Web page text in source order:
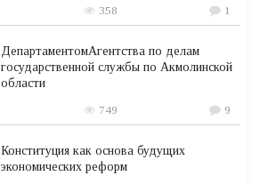
358 1
ДепартаментомАгентства по делам
государственной службы по Акмолинской
области
749 9
Конституция как основа будущих
экономических реформ